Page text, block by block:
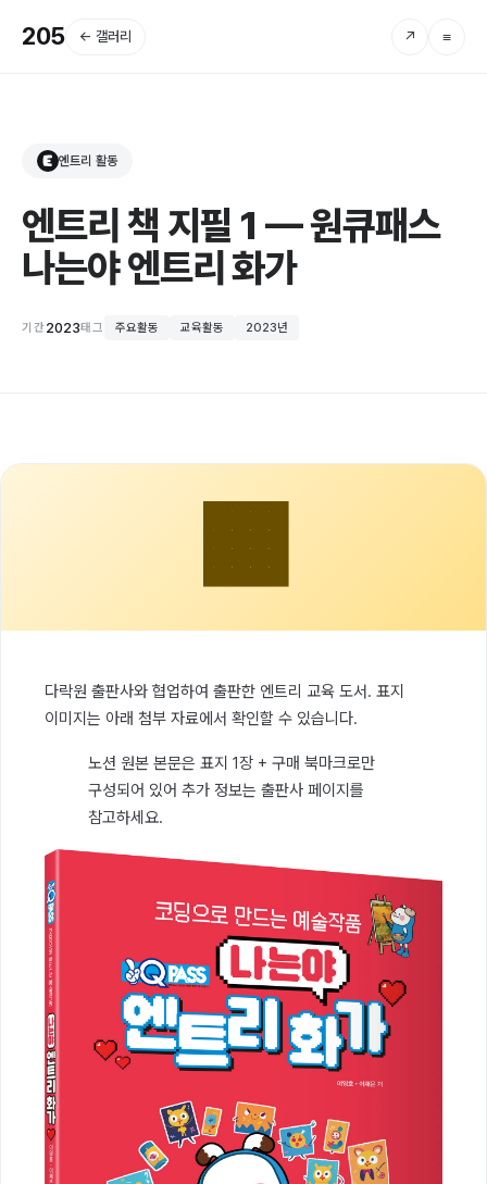
205 ← 갤러리 ↗ ≡
E 엔트리 활동
엔트리 책 지필 1 — 원큐패스
나는야 엔트리 화가
기간2023태그 주요활동 교육활동 2023년
🟧
다락원 출판사와 협업하여 출판한 엔트리 교육 도서. 표지
이미지는 아래 첨부 자료에서 확인할 수 있습니다.
노션 원본 본문은 표지 1장 + 구매 북마크로만
구성되어 있어 추가 정보는 출판사 페이지를
참고하세요.